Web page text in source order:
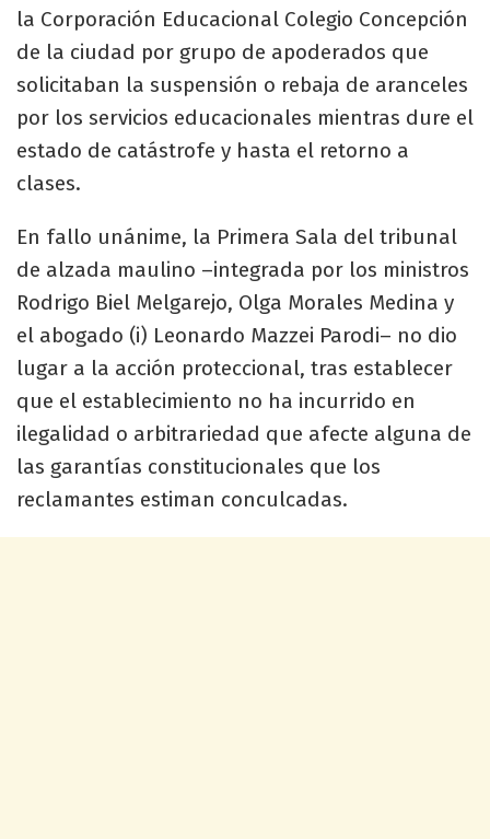
la Corporación Educacional Colegio Concepción
de la ciudad por grupo de apoderados que
solicitaban la suspensión o rebaja de aranceles
por los servicios educacionales mientras dure el
estado de catástrofe y hasta el retorno a
clases.
En fallo unánime, la Primera Sala del tribunal
de alzada maulino –integrada por los ministros
Rodrigo Biel Melgarejo, Olga Morales Medina y
el abogado (i) Leonardo Mazzei Parodi– no dio
lugar a la acción proteccional, tras establecer
que el establecimiento no ha incurrido en
ilegalidad o arbitrariedad que afecte alguna de
las garantías constitucionales que los
reclamantes estiman conculcadas.